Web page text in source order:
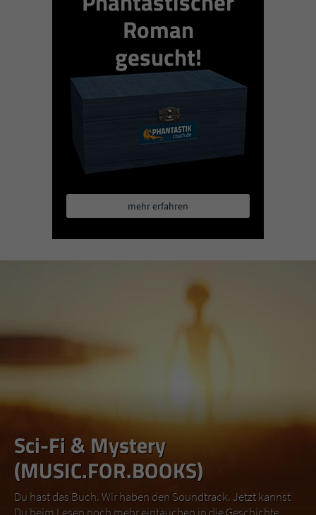
Roman
gesucht!
mehr erfahren
Sci-Fi & Mystery
(MUSIC.FOR.BOOKS)
Du hast das Buch. Wir haben den Soundtrack. Jetzt kannst